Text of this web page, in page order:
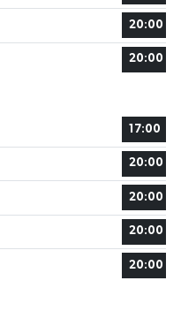
20:00
20:00
17:00
20:00
20:00
20:00
20:00